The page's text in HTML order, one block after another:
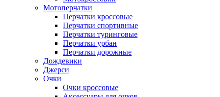
Мотоперчатки
Перчатки кроссовые
Перчатки спортивные
Перчатки туринговые
Перчатки урбан
Перчатки дорожные
Дождевики
Джерси
Очки
Очки кроссовые